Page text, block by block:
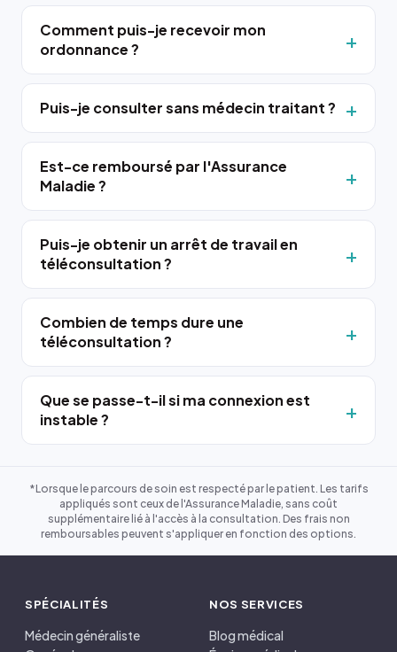
Comment puis-je recevoir mon
ordonnance ?
Puis-je consulter sans médecin traitant ?
Est-ce remboursé par l'Assurance
Maladie ?
Puis-je obtenir un arrêt de travail en
téléconsultation ?
Combien de temps dure une
téléconsultation ?
Que se passe-t-il si ma connexion est
instable ?
*Lorsque le parcours de soin est respecté par le patient. Les tarifs
appliqués sont ceux de l'Assurance Maladie, sans coût
supplémentaire lié à l'accès à la consultation. Des frais non
remboursables peuvent s'appliquer en fonction des options.
SPÉCIALITÉS
Médecin généraliste
NOS SERVICES
Blog médical